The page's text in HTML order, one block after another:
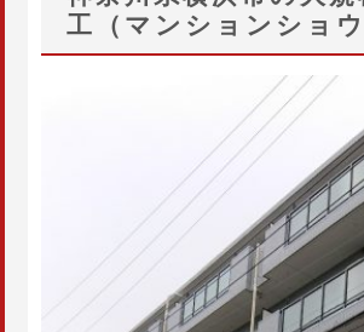
工（マンションショウ